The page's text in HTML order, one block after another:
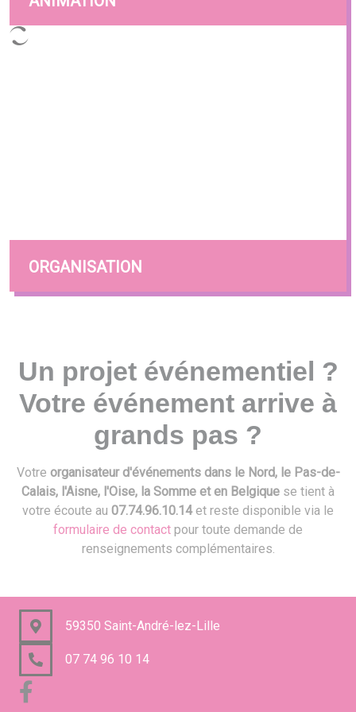
ORGANISATION
Un projet événementiel ?
Votre événement arrive à
grands pas ?
Votre organisateur d'événements dans le Nord, le Pas-de-
Calais, l'Aisne, l'Oise, la Somme et en Belgique se tient à
votre écoute au 07.74.96.10.14et reste disponible via le
formulaire de contact pour toute demande de
renseignements complémentaires.
59350 Saint-André-lez-Lille
07 74 96 10 14